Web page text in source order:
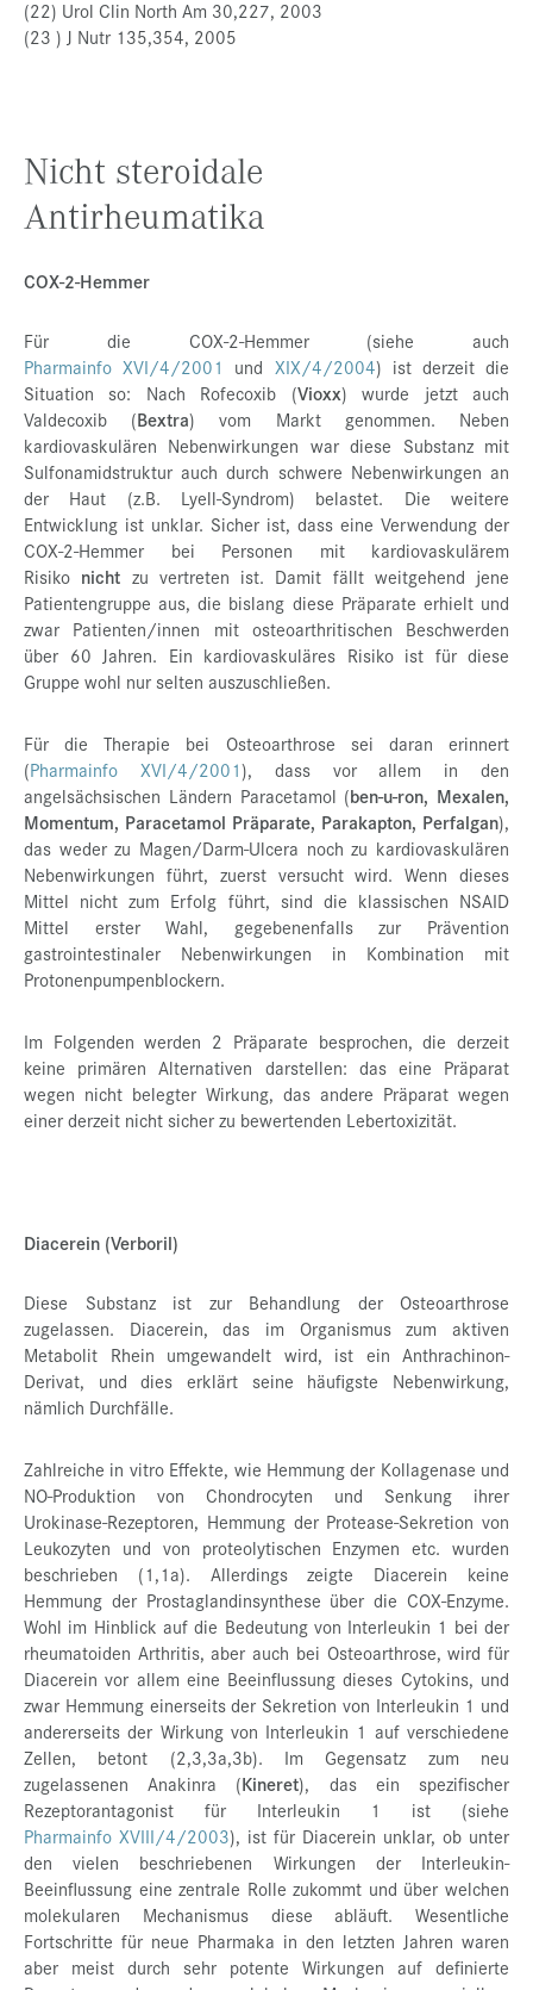
(22) Urol Clin North Am 30,227, 2003
(23 ) J Nutr 135,354, 2005
Nicht steroidale
Antirheumatika
COX-2-Hemmer
Für die COX-2-Hemmer (siehe auch
Pharmainfo XVI/4/2001
und XIX/4/2004) ist derzeit die
Situation so: Nach Rofecoxib (Vioxx) wurde jetzt auch
Valdecoxib (Bextra) vom Markt genommen. Neben
kardiovaskulären Nebenwirkungen war diese Substanz mit
Sulfonamidstruktur auch durch schwere Nebenwirkungen an
der Haut (z.B. Lyell-Syndrom) belastet. Die weitere
Entwicklung ist unklar. Sicher ist, dass eine Verwendung der
COX-2-Hemmer bei Personen mit kardiovaskulärem
Risiko nicht zu vertreten ist. Damit fällt weitgehend jene
Patientengruppe aus, die bislang diese Präparate erhielt und
zwar Patienten/innen mit osteoarthritischen Beschwerden
über 60 Jahren. Ein kardiovaskuläres Risiko ist für diese
Gruppe wohl nur selten auszuschließen.
Für die Therapie bei Osteoarthrose sei daran erinnert
(Pharmainfo XVI/4/2001), dass vor allem in den
angelsächsischen Ländern Paracetamol (ben-u-ron, Mexalen,
Momentum, Paracetamol Präparate, Parakapton, Perfalgan),
das weder zu Magen/Darm-Ulcera noch zu kardiovaskulären
Nebenwirkungen führt, zuerst versucht wird. Wenn dieses
Mittel nicht zum Erfolg führt, sind die klassischen NSAID
Mittel erster Wahl, gegebenenfalls zur Prävention
gastrointestinaler Nebenwirkungen in Kombination mit
Protonenpumpenblockern.
Im Folgenden werden 2 Präparate besprochen, die derzeit
keine primären Alternativen darstellen: das eine Präparat
wegen nicht belegter Wirkung, das andere Präparat wegen
einer derzeit nicht sicher zu bewertenden Lebertoxizität.
Diacerein (Verboril)
Diese Substanz ist zur Behandlung der Osteoarthrose
zugelassen. Diacerein, das im Organismus zum aktiven
Metabolit Rhein umgewandelt wird, ist ein Anthrachinon-
Derivat, und dies erklärt seine häufigste Nebenwirkung,
nämlich Durchfälle.
Zahlreiche in vitro Effekte, wie Hemmung der Kollagenase und
NO-Produktion von Chondrocyten und Senkung ihrer
Urokinase-Rezeptoren, Hemmung der Protease-Sekretion von
Leukozyten und von proteolytischen Enzymen etc. wurden
beschrieben (1,1a). Allerdings zeigte Diacerein keine
Hemmung der Prostaglandinsynthese über die COX-Enzyme.
Wohl im Hinblick auf die Bedeutung von Interleukin 1 bei der
rheumatoiden Arthritis, aber auch bei Osteoarthrose, wird für
Diacerein vor allem eine Beeinflussung dieses Cytokins, und
zwar Hemmung einerseits der Sekretion von Interleukin 1 und
andererseits der Wirkung von Interleukin 1 auf verschiedene
Zellen, betont (2,3,3a,3b). Im Gegensatz zum neu
zugelassenen Anakinra (Kineret), das ein spezifischer
Rezeptorantagonist für Interleukin 1 ist (siehe
Pharmainfo XVIII/4/2003), ist für Diacerein unklar, ob unter
den vielen beschriebenen Wirkungen der Interleukin-
Beeinflussung eine zentrale Rolle zukommt und über welchen
molekularen Mechanismus diese abläuft. Wesentliche
Fortschritte für neue Pharmaka in den letzten Jahren waren
aber meist durch sehr potente Wirkungen auf definierte